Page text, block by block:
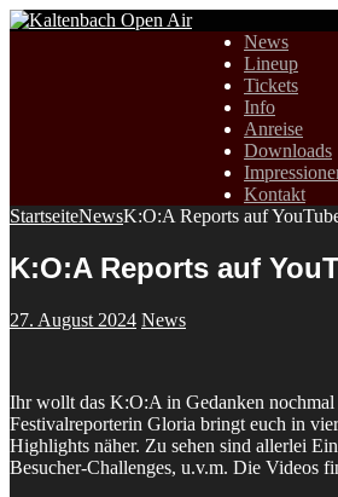
News
Lineup
Tickets
Info
Anreise
Downloads
Kontakt
StartseiteNewsK:O:A Reports auf
K:O:A Reports auf
27. August 2024 News
Ihr wollt das K:O:A in Gedanken nochmal
Festivalreporterin Gloria bringt euch in
Highlights näher. Zu sehen sind allerlei
Besucher-Challenges, u.v.m. Die Videos